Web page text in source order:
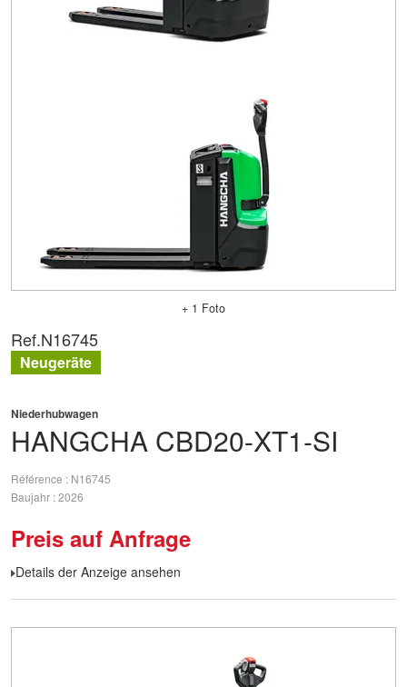
+ 1 Foto
HANGCHA CBD20-XT1-SI
Niederhubwagen
Référence
N16745
Baujahr 2026
Preis auf Anfrage
Details der Anzeige ansehen
Ref.N16745
Neugeräte